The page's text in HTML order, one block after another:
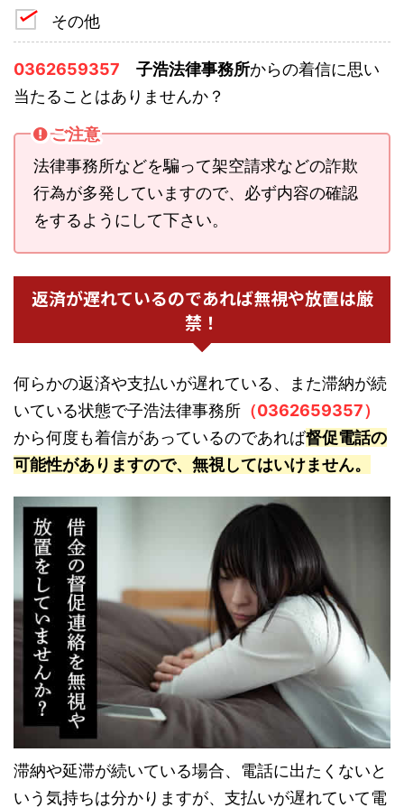
その他
0362659357 子浩法律事務所からの着信に思い
当たることはありませんか？
ご注意
法律事務所などを騙って架空請求などの詐欺
行為が多発していますので、必ず内容の確認
をするようにして下さい。
返済が遅れているのであれば無視や放置は厳
禁！
何らかの返済や支払いが遅れている、また滞納が続
いている状態で子浩法律事務所 （0362659357）
から何度も着信があっているのであれば督促電話の
可能性がありますので、無視してはいけません。
滞納や延滞が続いている場合、電話に出たくないと
いう気持ちは分かりますが、支払いが遅れていて電